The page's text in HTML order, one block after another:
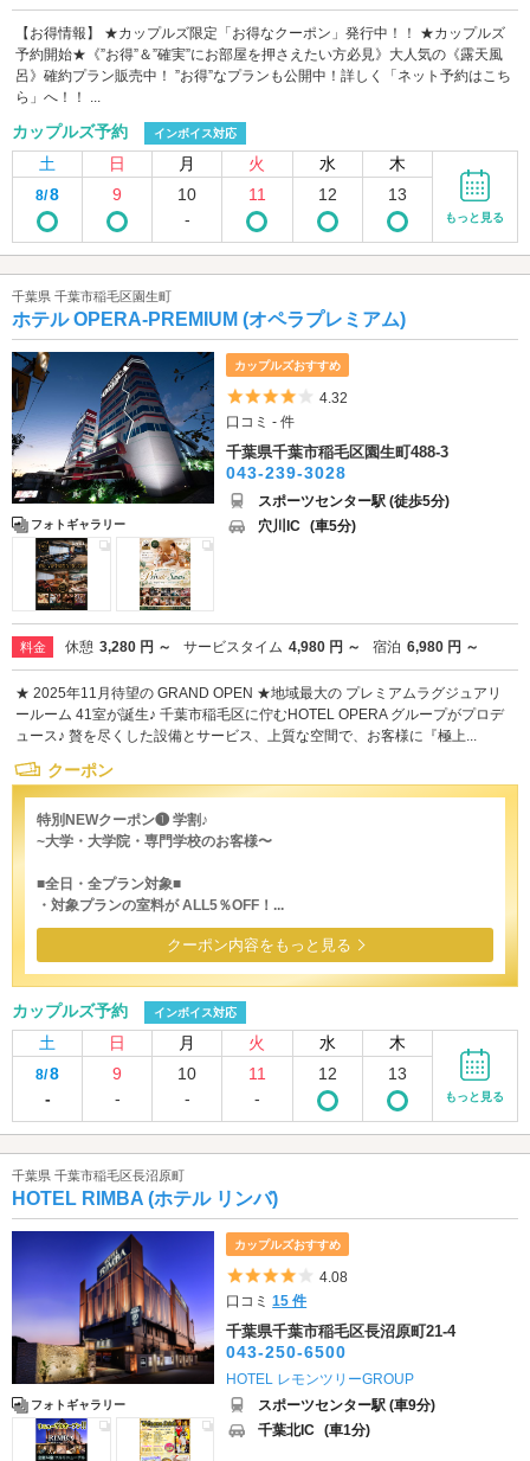
【お得情報】 ★カップルズ限定「お得なクーポン」発行中！！ ★カップルズ
予約開始★《”お得”＆”確実”にお部屋を押さえたい方必見》大人気の《露天風
呂》確約プラン販売中！ ”お得”なプランも公開中！詳しく「ネット予約はこち
ら」へ！！ ...
カップルズ予約 インボイス対応
土 日 月 火 水 木
8/8 9
10
-
11 12 13
もっと見る
千葉県 千葉市稲毛区園生町
ホテル OPERA-PREMIUM (オペラプレミアム)
フォトギャラリー
カップルズおすすめ
5つ星のうち4
4.32
口コミ - 件
千葉県千葉市稲毛区園生町488-3
043-239-3028
スポーツセンター駅 (徒歩5分)
穴川IC (車5分)
料金 休憩 3,280 円 ～ サービスタイム 4,980 円 ～ 宿泊 6,980 円 ～
★ 2025年11月待望の GRAND OPEN ★地域最大の プレミアムラグジュアリ
ールーム 41室が誕生♪ 千葉市稲毛区に佇むHOTEL OPERA グループがプロデ
ュース♪ 贅を尽くした設備とサービス、上質な空間で、お客様に『極上...
クーポン
特別NEWクーポン❶ 学割♪
~大学・大学院・専門学校のお客様〜
■全日・全プラン対象■
・対象プランの室料が ALL5％OFF！...
クーポン内容をもっと見る
カップルズ予約 インボイス対応
土 日 月 火 水 木
8/8
-
9
-
10
-
11
-
12 13
もっと見る
千葉県 千葉市稲毛区長沼原町
HOTEL RIMBA (ホテル リンバ)
フォトギャラリー
カップルズおすすめ
5つ星のうち4
4.08
口コミ15 件
千葉県千葉市稲毛区長沼原町21-4
043-250-6500
HOTEL レモンツリーGROUP
スポーツセンター駅 (車9分)
千葉北IC (車1分)